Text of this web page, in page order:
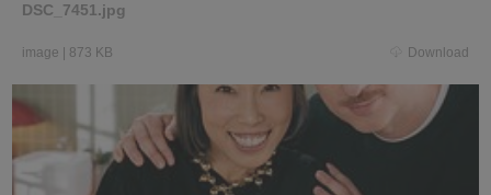
DSC_7451.jpg
image 873 KB Download